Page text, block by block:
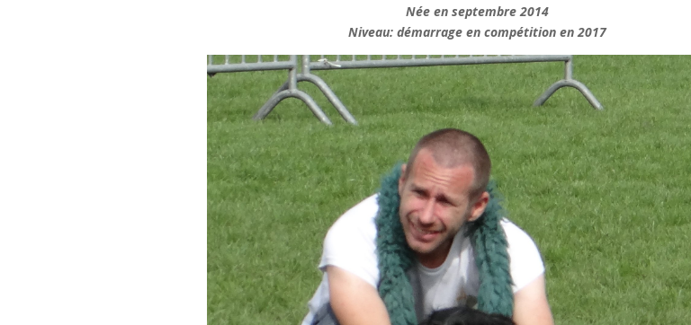
Née en septembre 2014
Niveau: démarrage en compétition en 2017